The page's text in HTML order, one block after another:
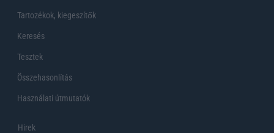
Tartozékok, kiegeszítők
Keresés
Tesztek
Összehasonlítás
Használati útmutatók
Hirek